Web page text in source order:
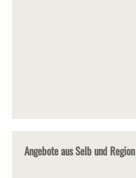
Angebote aus Selb und Region